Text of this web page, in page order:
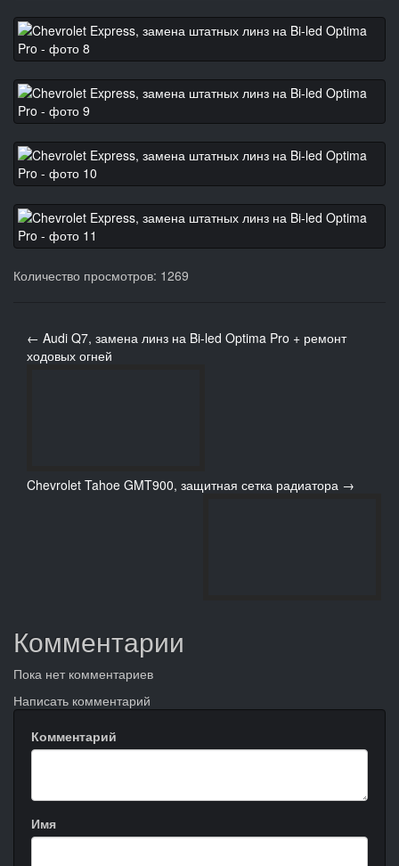
Количество просмотров: 1269
← Audi Q7, замена линз на Bi-led Optima Pro + ремонт
ходовых огней
Chevrolet Tahoe GMT900, защитная сетка радиатора →
Комментарии
Пока нет комментариев
Написать комментарий
Комментарий
Имя